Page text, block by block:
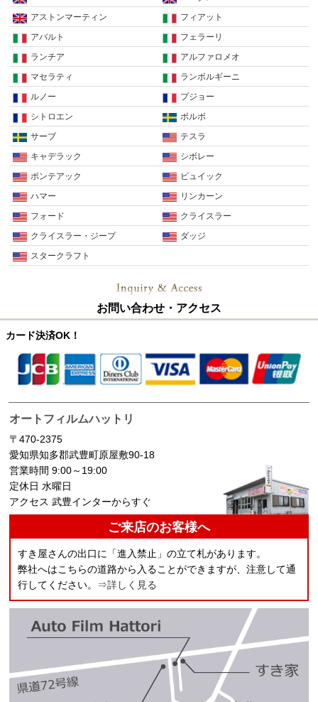
アストンマーティン
フィアット
アバルト
フェラーリ
ランチア
アルファロメオ
マセラティ
ランボルギーニ
ルノー
プジョー
シトロエン
ボルボ
サーブ
テスラ
キャデラック
シボレー
ポンテアック
ビュイック
ハマー
リンカーン
フォード
クライスラー
クライスラー・ジープ
ダッジ
スタークラフト
お問い合わせ・アクセス
カード決済OK！
オートフィルムハットリ
〒470-2375
愛知県知多郡武豊町原屋敷90-18
営業時間 9:00～19:00
定休日 水曜日
アクセス 武豊インターからすぐ
ご来店のお客様へ
すき屋さんの出口に「進入禁止」の立て札があります。
弊社へはこちらの道路から入ることができますが、注意して通
行してください。 ⇒詳しく見る